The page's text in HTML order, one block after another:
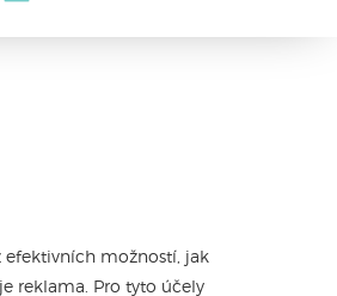
efektivních možností, jak
reklama. Pro tyto účely